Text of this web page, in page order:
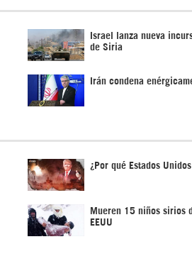
Israel lanza nueva
de Siria
Irán condena
¿Por qué Estados
Mueren 15 niños sirios
EEUU